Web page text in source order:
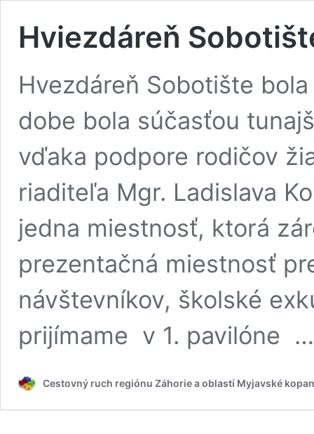
Hviezdáreň
Hvezdáreň Sobotište
dobe bola súčasťou
vďaka podpore rodičov
riaditeľa Mgr. Ladislava
jedna miestnosť, ktorá
prezentačná miestnosť
návštevníkov, školské
prijímame v 1. pavilóne
Cestovný ruch regiónu Záhorie a oblastí Myjavské